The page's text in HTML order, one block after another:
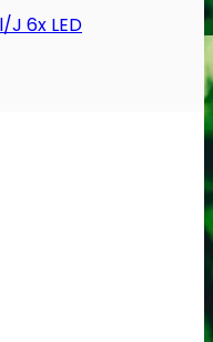
J 6x LED